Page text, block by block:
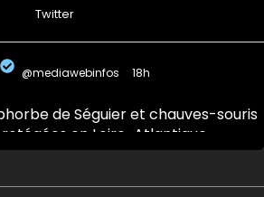
Twitter
@mediawebinfos 18h
de Séguier et chauves-souris
en Loire-Atlantique